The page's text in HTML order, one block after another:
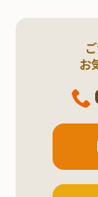
お